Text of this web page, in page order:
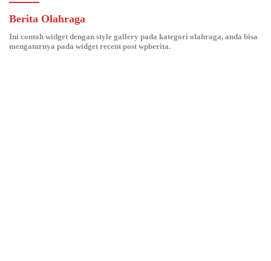
Berita Olahraga
Ini contoh widget dengan style gallery pada kategori olahraga, anda bisa
mengaturnya pada widget recent post wpberita.